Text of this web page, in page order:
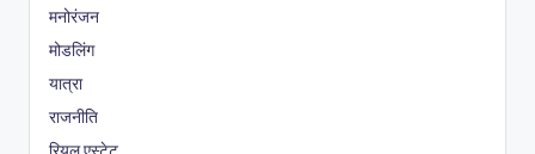
मनोरंजन
मोडलिंग
यात्रा
राजनीति